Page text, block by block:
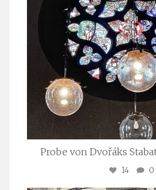
Probe von Dvořáks
14 0